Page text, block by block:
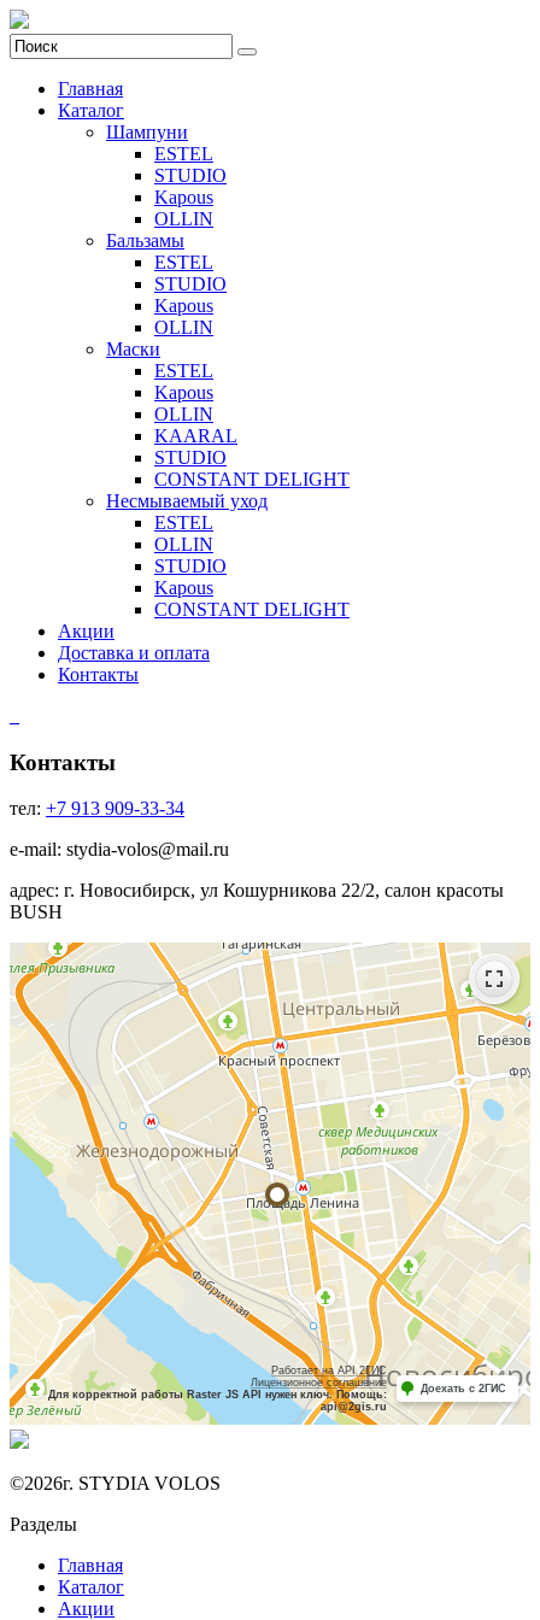
Главная
Каталог
Шампуни
ESTEL
STUDIO
Kapous
OLLIN
Бальзамы
ESTEL
STUDIO
Kapous
OLLIN
Маски
ESTEL
Kapous
OLLIN
KAARAL
STUDIO
CONSTANT DELIGHT
Несмываемый уход
ESTEL
OLLIN
STUDIO
Kapous
CONSTANT DELIGHT
Акции
Доставка и оплата
Контакты
Контакты
тел: +7 913 909-33-34
e-mail: stydia-volos@mail.ru
адрес: г. Новосибирск, ул Кошурникова 22/2, салон красоты
BUSH
©2026г. STYDIA VOLOS
Разделы
Главная
Каталог
Акции